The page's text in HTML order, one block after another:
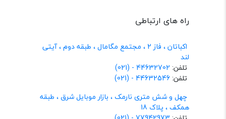
راه های ارتباطی
اکباتان ، فاز 2 ، مجتمع مگامال ، طبقه دوم ، آیتی
لند
تلفن: 44632702 - (021)
تلفن:44632546 - (021)
چهل و شش متری نارمک ، بازار موبایل شرق ، طبقه
همکف ، پلاک 18